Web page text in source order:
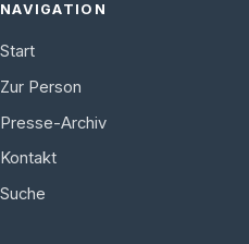
NAVIGATION
Start
Zur Person
Presse-Archiv
Kontakt
Suche